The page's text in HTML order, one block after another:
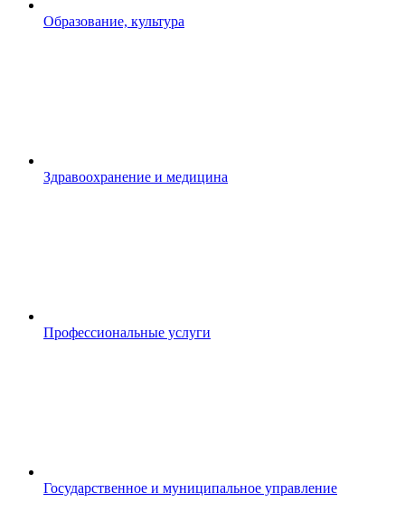
Образование, культура
Здравоохранение и медицина
Профессиональные услуги
Государственное и муниципальное управление